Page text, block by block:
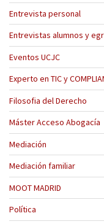
Entrevista personal
Entrevistas alumnos y
Eventos UCJC
Experto en TIC y
Filosofia del Derecho
Máster Acceso Abogacía
Mediación
Mediación familiar
MOOT MADRID
Política